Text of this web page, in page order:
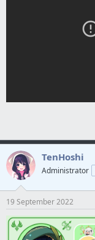
TenHoshi
Administrator
19 September 2022